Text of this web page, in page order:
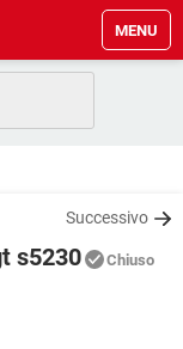
MENU
Successivo
s5230 Chiuso